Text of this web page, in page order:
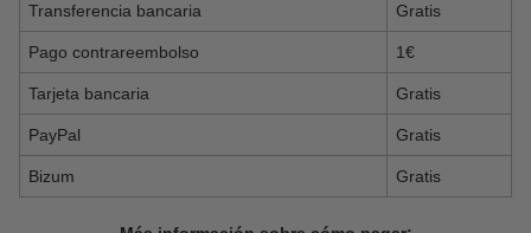
Transferencia bancaria Gratis
Pago contrareembolso 1€
Tarjeta bancaria Gratis
PayPal Gratis
Bizum Gratis